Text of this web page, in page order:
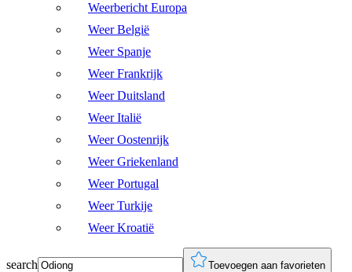
Weerbericht Europa
Weer België
Weer Spanje
Weer Frankrijk
Weer Duitsland
Weer Italië
Weer Oostenrijk
Weer Griekenland
Weer Portugal
Weer Turkije
Weer Kroatië
search Toevoegen aan favorieten